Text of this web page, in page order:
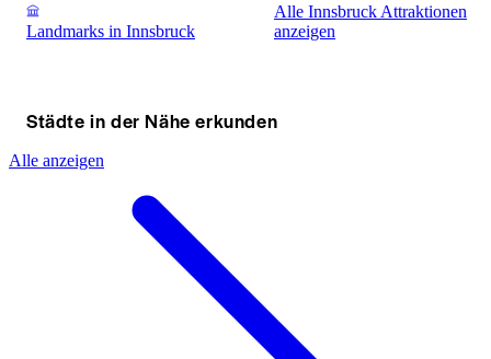
Landmarks in Innsbruck
Alle Innsbruck Attraktionen
anzeigen
Städte in der Nähe erkunden
Alle anzeigen